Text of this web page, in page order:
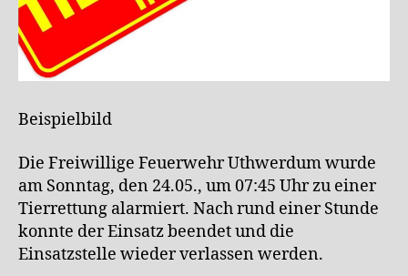
Beispielbild
Die Freiwillige Feuerwehr Uthwerdum wurde
am Sonntag, den 24.05., um 07:45 Uhr zu einer
Tierrettung alarmiert. Nach rund einer Stunde
konnte der Einsatz beendet und die
Einsatzstelle wieder verlassen werden.